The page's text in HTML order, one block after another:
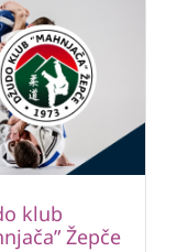
klub
Žepče